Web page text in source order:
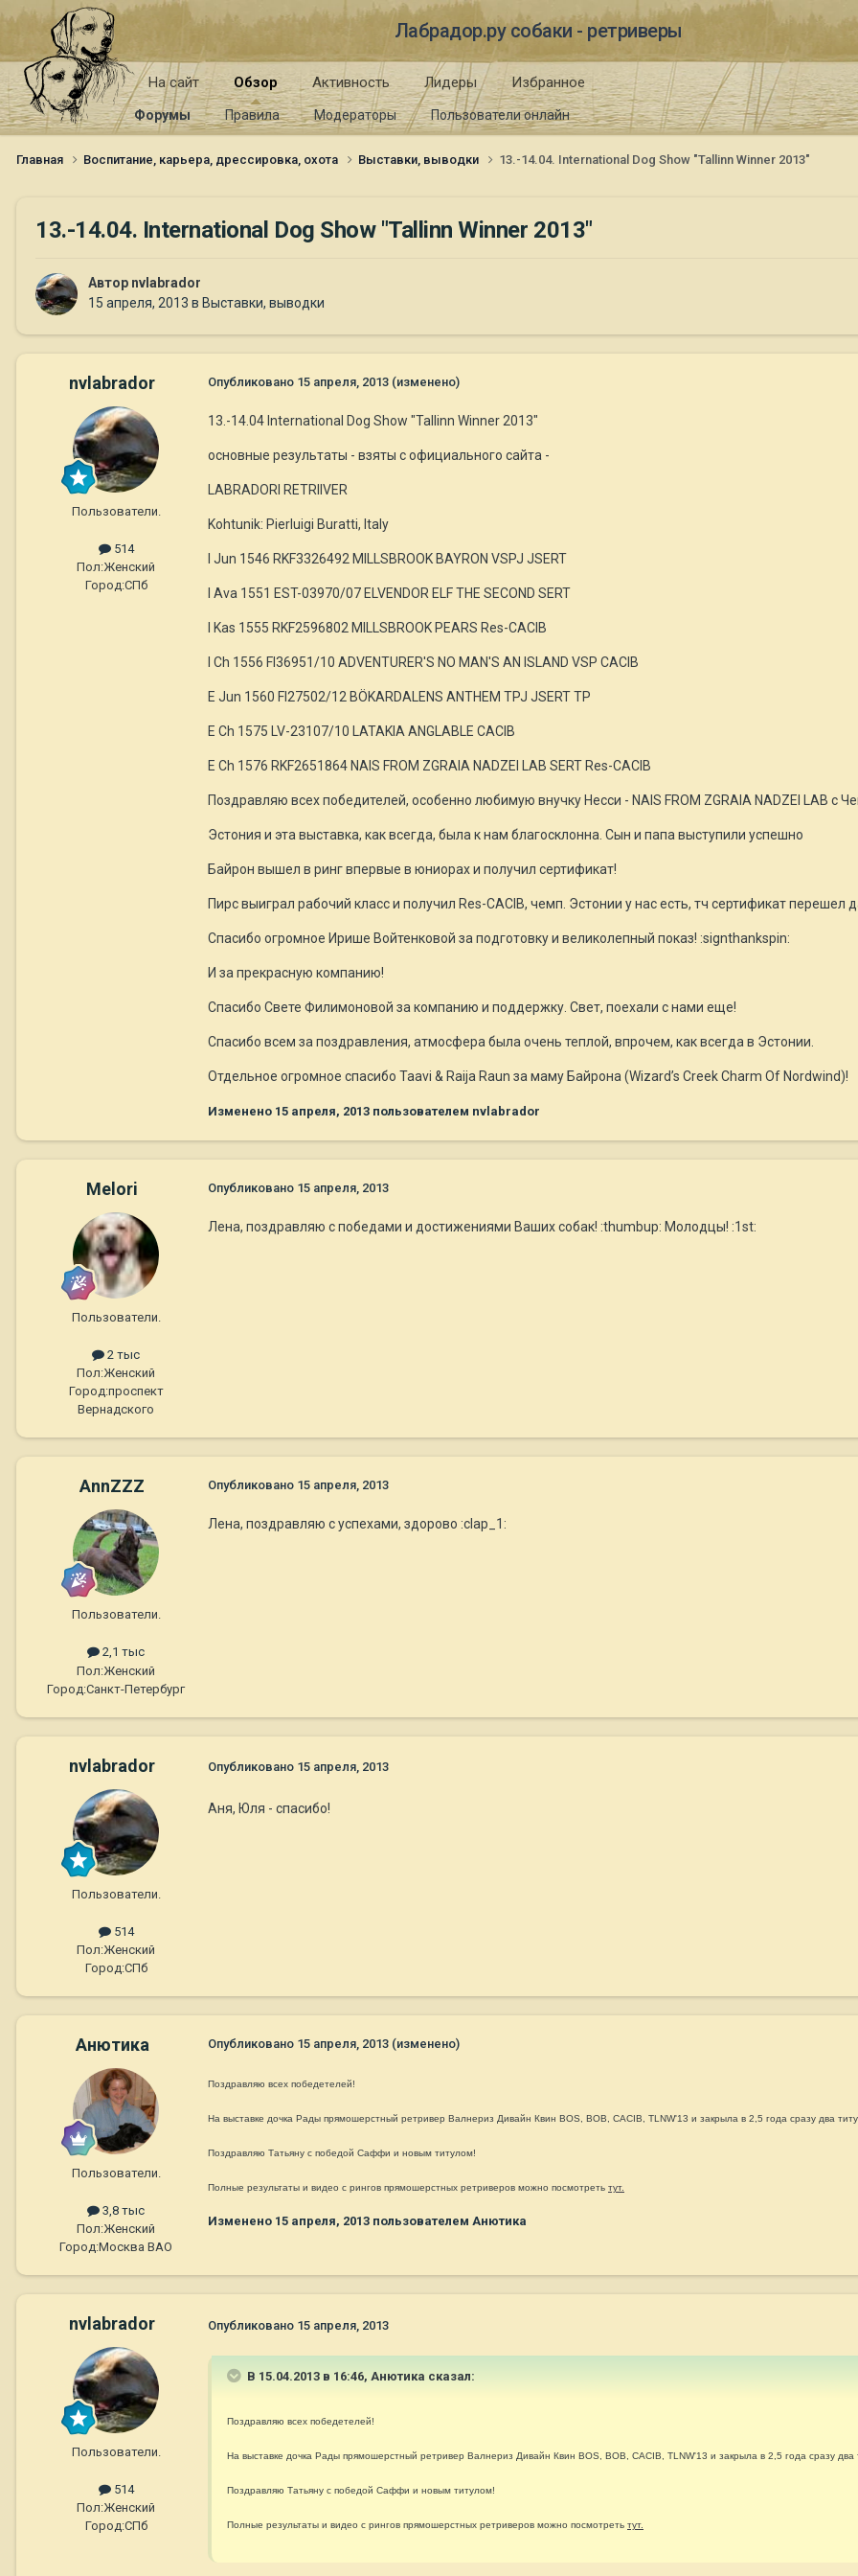
Лабрадор.ру собаки - ретриверы
На сайт Обзор
Форумы Правила Модераторы Пользователи онлайн
Активность Лидеры Избранное
Главная Воспитание, карьера, дрессировка, охота Выставки, выводки 13.-14.04. International Dog Show "Tallinn Winner 2013"
13.-14.04. International Dog Show "Tallinn Winner 2013"
Автор nvlabrador
15 апреля, 2013 в Выставки, выводки
nvlabrador
Пользователи.
514
Пол:Женский
Город:СПб
Опубликовано 15 апреля, 2013 (изменено)
13.-14.04 International Dog Show "Tallinn Winner 2013"
основные результаты - взяты с официального сайта -
LABRADORI RETRIIVER
Kohtunik: Pierluigi Buratti, Italy
I Jun 1546 RKF3326492 MILLSBROOK BAYRON VSPJ JSERT
I Ava 1551 EST-03970/07 ELVENDOR ELF THE SECOND SERT
I Kas 1555 RKF2596802 MILLSBROOK PEARS Res-CACIB
I Ch 1556 FI36951/10 ADVENTURER'S NO MAN'S AN ISLAND VSP CACIB
E Jun 1560 FI27502/12 BÖKARDALENS ANTHEM TPJ JSERT TP
E Ch 1575 LV-23107/10 LATAKIA ANGLABLE CACIB
E Ch 1576 RKF2651864 NAIS FROM ZGRAIA NADZEI LAB SERT Res-CACIB
Поздравляю всех победителей, особенно любимую внучку Несси - NAIS FROM ZGRAIA NADZEI LAB с
Эстония и эта выставка, как всегда, была к нам благосклонна. Сын и папа выступили успешно
Байрон вышел в ринг впервые в юниорах и получил сертификат!
Пирс выиграл рабочий класс и получил Res-CACIB, чемп. Эстонии у нас есть, тч сертификат перешел
Спасибо огромное Ирише Войтенковой за подготовку и великолепный показ! :signthankspin:
И за прекрасную компанию!
Спасибо Свете Филимоновой за компанию и поддержку. Свет, поехали с нами еще!
Спасибо всем за поздравления, атмосфера была очень теплой, впрочем, как всегда в Эстонии.
Отдельное огромное спасибо Taavi & Raija Raun за маму Байрона (Wizard’s Creek Charm Of Nordwind)!
Изменено 15 апреля, 2013 пользователем nvlabrador
Melori
Пользователи.
2 тыс
Пол:Женский
Город:проспект
Вернадского
Опубликовано 15 апреля, 2013
Лена, поздравляю с победами и достижениями Ваших собак! :thumbup: Молодцы! :1st:
AnnZZZ
Пользователи.
2,1 тыс
Пол:Женский
Город:Санкт-Петербург
Опубликовано 15 апреля, 2013
Лена, поздравляю с успехами, здорово :clap_1:
nvlabrador
Пользователи.
514
Пол:Женский
Город:СПб
Опубликовано 15 апреля, 2013
Аня, Юля - спасибо!
Анютика
Пользователи.
3,8 тыс
Пол:Женский
Город:Москва ВАО
Опубликовано 15 апреля, 2013 (изменено)
Поздравляю всех победетелей!
На выставке дочка Рады прямошерстный ретривер Валнериз Дивайн Квин BOS, BOB, CACIB, TLNW'13 и закрыла в 2,5 года сразу два
Поздравляю Татьяну с победой Саффи и новым титулом!
Полные результаты и видео с рингов прямошерстных ретриверов можно посмотреть тут.
Изменено 15 апреля, 2013 пользователем Анютика
nvlabrador
Пользователи.
514
Пол:Женский
Город:СПб
Опубликовано 15 апреля, 2013
В 15.04.2013 в 16:46, Анютика сказал:
Поздравляю всех победетелей!
На выставке дочка Рады прямошерстный ретривер Валнериз Дивайн Квин BOS, BOB, CACIB, TLNW'13 и закрыла в 2,5 года сразу
Поздравляю Татьяну с победой Саффи и новым титулом!
Полные результаты и видео с рингов прямошерстных ретриверов можно посмотреть тут.